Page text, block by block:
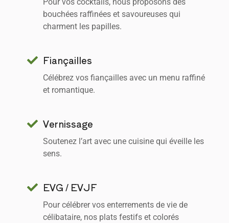
Pour vos cocktails, nous proposons des
bouchées raffinées et savoureuses qui
charment les papilles.
Fiançailles
Célébrez vos fiançailles avec un menu raffiné
et romantique.
Vernissage
Soutenez l’art avec une cuisine qui éveille les
sens.
EVG / EVJF
Pour célébrer vos enterrements de vie de
célibataire, nos plats festifs et colorés